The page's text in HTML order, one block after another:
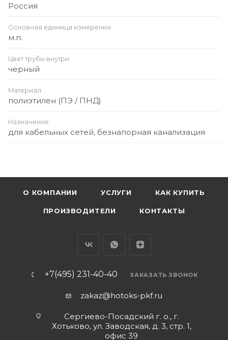
Россия
Основная единица измерения
м.п.
Цвет трубы внутри
черный
Материал
полиэтилен (ПЭ / ПНД)
Назначение
для кабельных сетей, безнапорная канализация
О КОМПАНИИ УСЛУГИ КАК КУПИТЬ
ПРОИЗВОДИТЕЛИ КОНТАКТЫ
+7(495) 231-40-40 ЗАКАЗАТЬ ЗВОНОК
zakaz@hotoks-pkf.ru
Сергиево-Посадский г. о., г.
Хотьково, ул. Заводская, д. 3, стр. 1,
офис 39